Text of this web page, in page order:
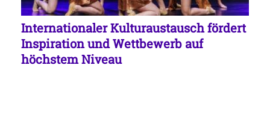
Internationaler Kulturaustausch fördert
Inspiration und Wettbewerb auf
höchstem Niveau